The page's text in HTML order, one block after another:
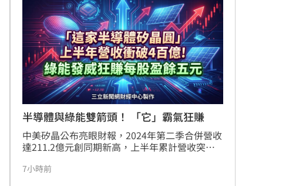
半導體與綠能雙箭頭！ 「它」霸氣狂賺
中美矽晶公布亮眼財報，2024年第二季合併營收
達211.2億元創同期新高，上半年累計營收突破
與能源轉型，子公司環球晶圓產能滿載，關聯企
7小時前